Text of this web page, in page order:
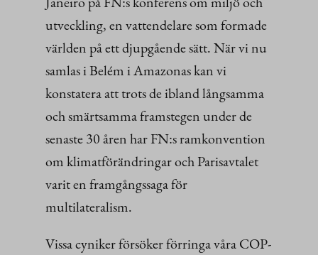
utveckling, en vattendelare som formade
världen på ett djupgående sätt. När vi nu
samlas i Belém i Amazonas kan vi
konstatera att trots de ibland långsamma
och smärtsamma framstegen under de
senaste 30 åren har FN:s ramkonvention
om klimatförändringar och Parisavtalet
varit en framgångssaga för
multilateralism.
Vissa cyniker försöker förringa våra COP-